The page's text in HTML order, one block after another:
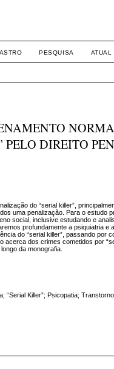
PESQUISA ATUAL
PELO DIREITO
do “serial killer”,
uma penalização. Para o estudo
social, inclusive estudando e
profundamente a psiquiatria
do “serial killer”, passando
acerca dos crimes cometidos por
da monografia.
“Serial Killer”; Psicopatia;